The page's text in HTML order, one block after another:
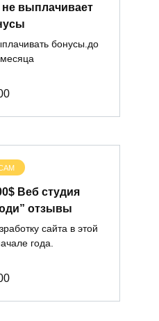
выплачивает
бонусы.до
0
Веб студия
отзывы
сайта в этой
года.
0